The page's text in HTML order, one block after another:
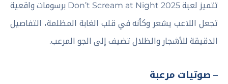
تتميز لعبة Don’t Scream at Night 2025 برسومات واقعية
تجعل اللاعب يشعر وكأنه في قلب الغابة المظلمة، التفاصيل
الدقيقة للأشجار والظلال تضيف إلى الجو المرعب.
– صوتيات مرعبة